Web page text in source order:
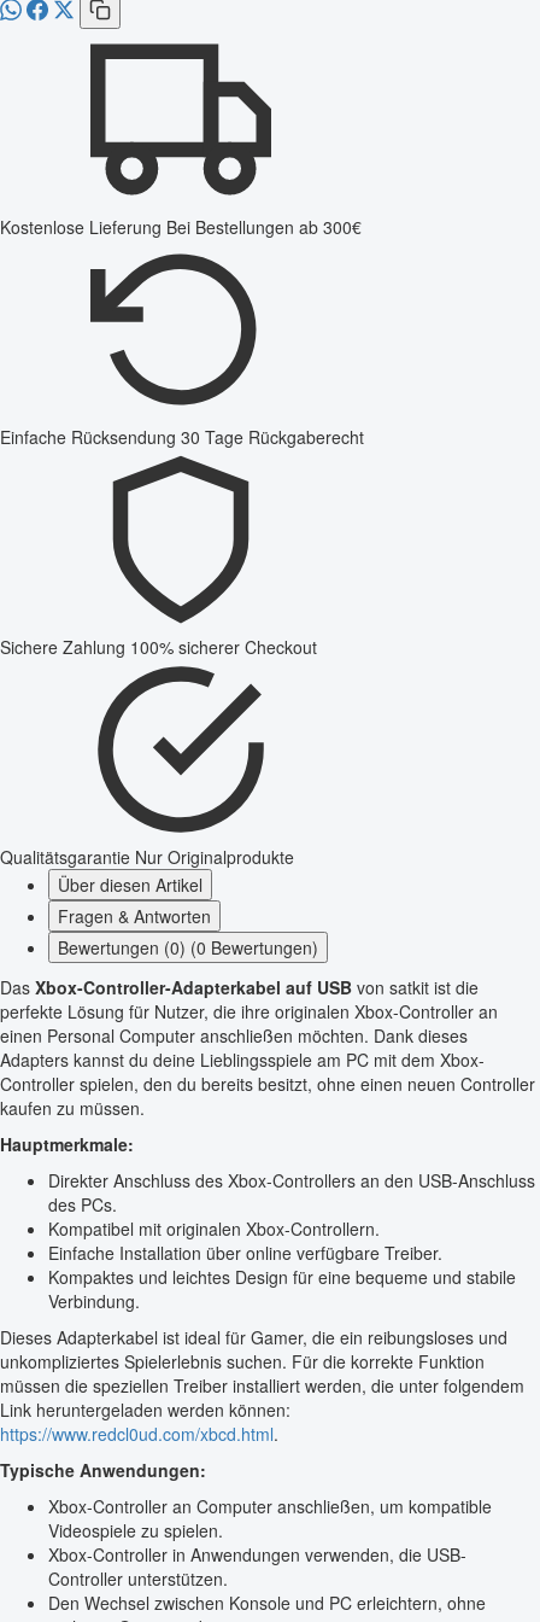
Kostenlose Lieferung Bei Bestellungen ab 300€
Einfache Rücksendung 30 Tage Rückgaberecht
Sichere Zahlung 100% sicherer Checkout
Qualitätsgarantie Nur Originalprodukte
Über diesen Artikel
Fragen & Antworten
Bewertungen (0) (0 Bewertungen)
Das Xbox-Controller-Adapterkabel auf USB von satkit ist die
perfekte Lösung für Nutzer, die ihre originalen Xbox-Controller an
einen Personal Computer anschließen möchten. Dank dieses
Adapters kannst du deine Lieblingsspiele am PC mit dem Xbox-
Controller spielen, den du bereits besitzt, ohne einen neuen Controller
kaufen zu müssen.
Hauptmerkmale:
Direkter Anschluss des Xbox-Controllers an den USB-Anschluss
des PCs.
Kompatibel mit originalen Xbox-Controllern.
Einfache Installation über online verfügbare Treiber.
Kompaktes und leichtes Design für eine bequeme und stabile
Verbindung.
Dieses Adapterkabel ist ideal für Gamer, die ein reibungsloses und
unkompliziertes Spielerlebnis suchen. Für die korrekte Funktion
müssen die speziellen Treiber installiert werden, die unter folgendem
Link heruntergeladen werden können:
https://www.redcl0ud.com/xbcd.html.
Typische Anwendungen:
Xbox-Controller an Computer anschließen, um kompatible
Videospiele zu spielen.
Xbox-Controller in Anwendungen verwenden, die USB-
Controller unterstützen.
Den Wechsel zwischen Konsole und PC erleichtern, ohne